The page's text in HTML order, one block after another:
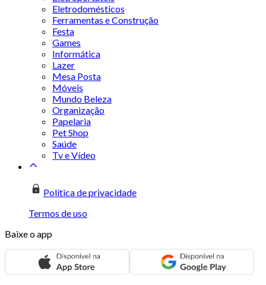
Eletrodomésticos
Ferramentas e Construção
Festa
Games
Informática
Lazer
Mesa Posta
Móveis
Mundo Beleza
Organização
Papelaria
Pet Shop
Saúde
Tv e Vídeo
Política de privacidade
Termos de uso
Baixe o app